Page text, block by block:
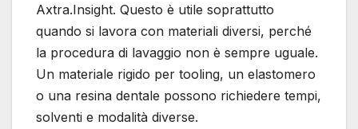
Axtra.Insight. Questo è utile soprattutto
quando si lavora con materiali diversi, perché
la procedura di lavaggio non è sempre uguale.
Un materiale rigido per tooling, un elastomero
o una resina dentale possono richiedere tempi,
solventi e modalità diverse.